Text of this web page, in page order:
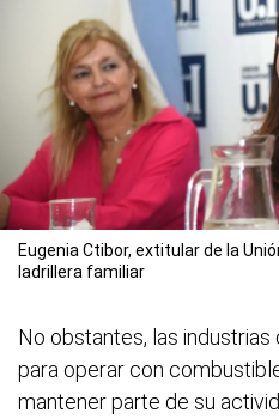
Eugenia Ctibor, extitular de la
ladrillera familiar
No obstantes, las
para operar con
mantener parte de su